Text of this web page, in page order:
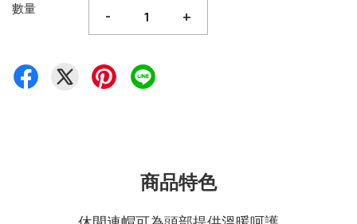
數量 - +
商品特色